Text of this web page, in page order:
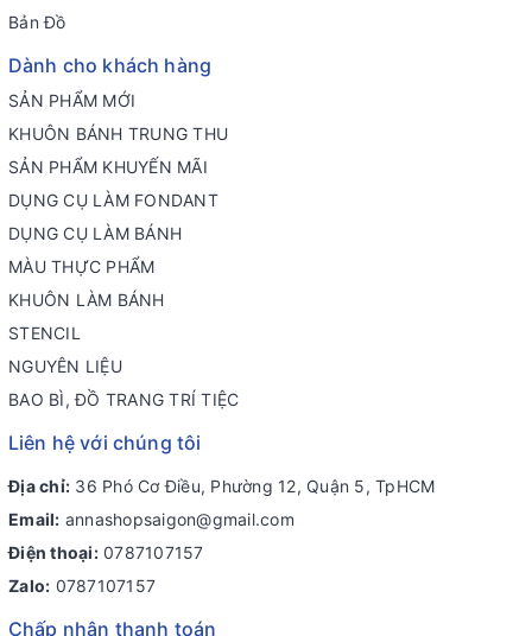
Bản Đồ
Dành cho khách hàng
SẢN PHẨM MỚI
KHUÔN BÁNH TRUNG THU
SẢN PHẨM KHUYẾN MÃI
DỤNG CỤ LÀM FONDANT
DỤNG CỤ LÀM BÁNH
MÀU THỰC PHẨM
KHUÔN LÀM BÁNH
STENCIL
NGUYÊN LIỆU
BAO BÌ, ĐỒ TRANG TRÍ TIỆC
Liên hệ với chúng tôi
Địa chỉ: 36 Phó Cơ Điều, Phường 12, Quận 5, TpHCM
Email: annashopsaigon@gmail.com
Điện thoại: 0787107157
Zalo: 0787107157
Chấp nhận thanh toán